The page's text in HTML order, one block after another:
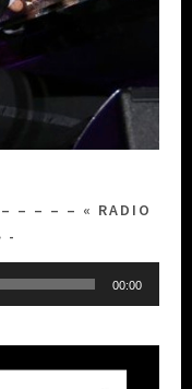
– – – – « RADIO
00:00